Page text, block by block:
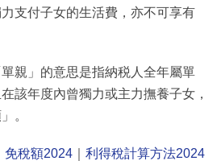
支付子女的生活費，亦不可享有
親」的意思是指納税人全年屬單
該年度內曾獨力或主力撫養子女，
。
免稅額2024
利得稅計算方法2024